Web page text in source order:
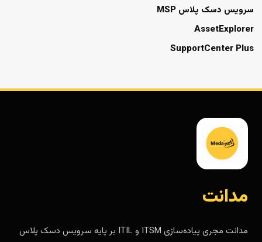
سرویس دسک پلاس MSP
AssetExplorer
SupportCenter Plus
مدانت
مدانت مجری پیاده‌سازی ITSM و ITIL بر پایه سرویس دسک پلاس